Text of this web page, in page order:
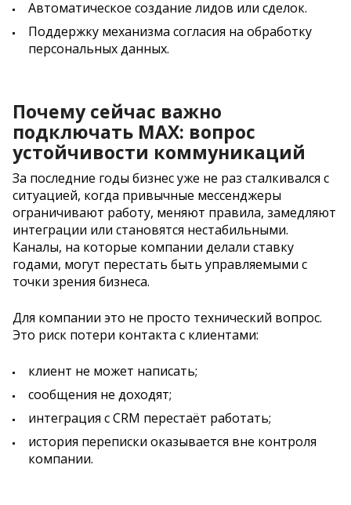
Автоматическое создание лидов или сделок.
Поддержку механизма согласия на обработку
персональных данных.
Почему сейчас важно
подключать MAX: вопрос
устойчивости коммуникаций
За последние годы бизнес уже не раз сталкивался с
ситуацией, когда привычные мессенджеры
ограничивают работу, меняют правила, замедляют
интеграции или становятся нестабильными.
Каналы, на которые компании делали ставку
годами, могут перестать быть управляемыми с
точки зрения бизнеса.
Для компании это не просто технический вопрос.
Это риск потери контакта с клиентами:
клиент не может написать;
сообщения не доходят;
интеграция с CRM перестаёт работать;
история переписки оказывается вне контроля
компании.